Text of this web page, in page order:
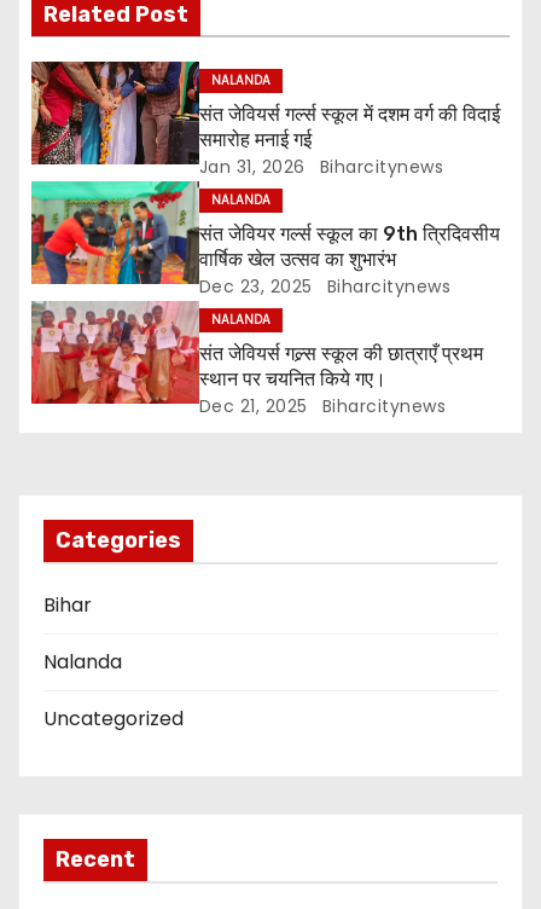
t
n
a
v
i
g
a
t
Related Post
NALANDA
संत जेवियर्स गर्ल्स स्कूल में दशम वर्ग की विदाई
समारोह मनाई गई
Jan 31, 2026 Biharcitynews
NALANDA
संत जेवियर गर्ल्स स्कूल का 9th त्रिदिवसीय
वार्षिक खेल उत्सव का शुभारंभ
Dec 23, 2025 Biharcitynews
NALANDA
संत जेवियर्स गल्र्स स्कूल की छात्र‌ाएँ प्रथम
स्थान पर चयनित किये गए।
Dec 21, 2025 Biharcitynews
Categories
Bihar
Nalanda
Uncategorized
Recent